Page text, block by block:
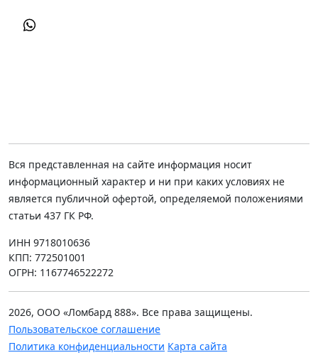
Вся представленная на сайте информация носит
информационный характер и ни при каких условиях не
является публичной офертой, определяемой положениями
статьи 437 ГК РФ.
ИНН 9718010636
КПП: 772501001
ОГРН: 1167746522272
2026, ООО «Ломбард 888». Все права защищены.
Пользовательское соглашение
Политика конфиденциальности Карта сайта